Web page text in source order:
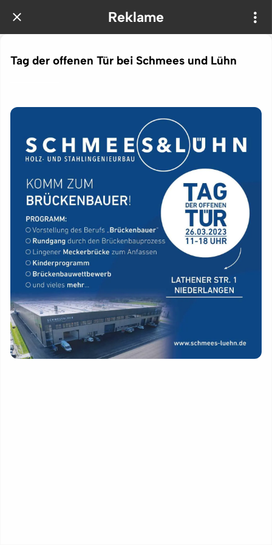
Reklame
Tag der offenen Tür bei Schmees und Lühn